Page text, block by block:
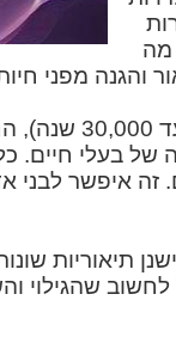
מה
והגנה מפני
מאוחר יותר, במהלך
​​בעלי חיים.
זה איפשר לבני
תיאוריות
שהגילוי